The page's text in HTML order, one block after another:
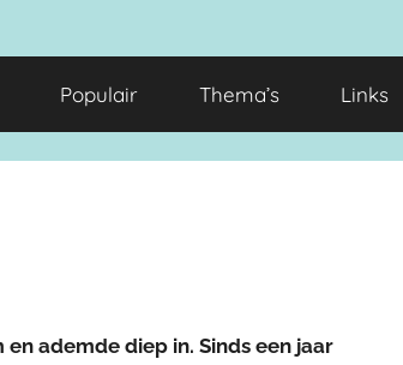
Populair Thema’s Links
ademde diep in. Sinds een jaar